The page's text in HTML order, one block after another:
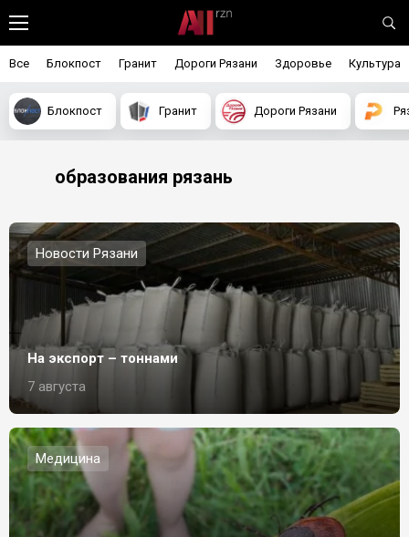
Все Блокпост Гранит Дороги Рязани Здоровье Культура
Блокпост Гранит Дороги Рязани
образования рязань
Новости Рязани
На экспорт – тоннами
7 августа
Медицина